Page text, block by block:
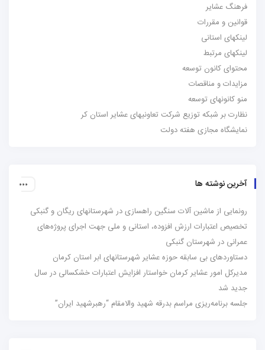
فرهنگ عشایر
قوانین و مقررات
لینکهای استانی
لینکهای مرتبط
محتوای کانون توسعه
مزایدات و مناقصات
منو کانونهای توسعه
نظارت بر شبکه توزیع شرکت تعاونیهای عشایر استان کر
نمایشگاه مجازی هفته دولت
آخرین نوشته ها
رونمایی از ماشین آلات سنگین راهسازی در شهرستانهای ریگان و گنبکی
تخصیص اعتبارات ارزش افزوده، استانی و ملی جهت اجرای پروژه‌های
عمرانی در شهرستان گنبکی
دستاوردهای بی سابقه حوزه عشایر شهرستانهای ابر استان کرمان
مدیرکل امور عشایر کرمان خواستار افزایش اعتبارات خشکسالی در سال
جدید شد
جلسه برنامه‌ریزی مراسم بدرقه شهید والامقام “رهبرشهید ایران”